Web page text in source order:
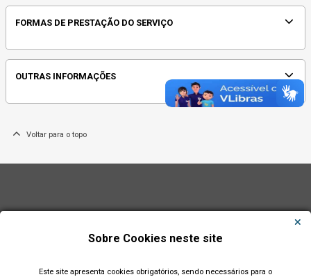
FORMAS DE PRESTAÇÃO DO SERVIÇO
OUTRAS INFORMAÇÕES
Voltar para o topo
Sobre Cookies neste site
Este site apresenta cookies obrigatórios, sendo necessários para o